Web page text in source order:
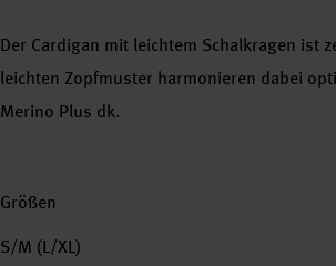
Der Cardigan mit leichtem Schalkragen ist
leichten Zopfmuster harmonieren dabei
Merino Plus dk.
Größen
S/M (L/XL)